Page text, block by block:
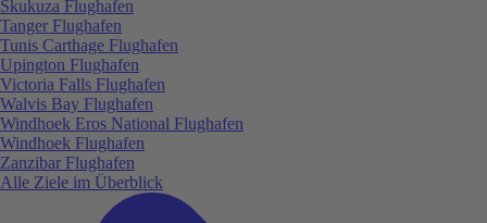
Skukuza Flughafen
Tanger Flughafen
Tunis Carthage Flughafen
Upington Flughafen
Victoria Falls Flughafen
Walvis Bay Flughafen
Windhoek Eros National Flughafen
Windhoek Flughafen
Zanzibar Flughafen
Alle Ziele im Überblick